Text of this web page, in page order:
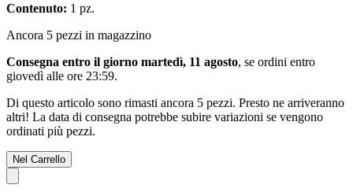
Contenuto: 1 pz.
Ancora 5 pezzi in magazzino
Consegna entro il giorno martedì, 11 agosto, se ordini entro
giovedì alle ore 23:59.
Di questo articolo sono rimasti ancora 5 pezzi. Presto ne arriveranno
altri! La data di consegna potrebbe subire variazioni se vengono
ordinati più pezzi.
Nel Carrello